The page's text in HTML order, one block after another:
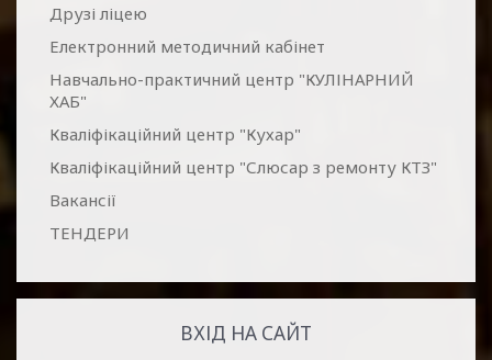
Друзі ліцею
Електронний методичний кабінет
Навчально-практичний центр "КУЛІНАРНИЙ
ХАБ"
Кваліфікаційний центр "Кухар"
Кваліфікаційний центр "Слюсар з ремонту КТЗ"
Вакансії
ТЕНДЕРИ
ВХІД НА САЙТ